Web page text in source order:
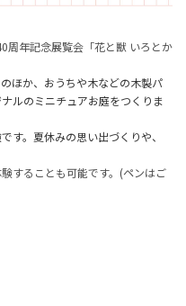
周年記念展覧会「花と獣 いろとか
ほか、おうちや木などの木製パ
ルのミニチュアお庭をつくりま
す。夏休みの思い出づくりや、
することも可能です。(ペンはご